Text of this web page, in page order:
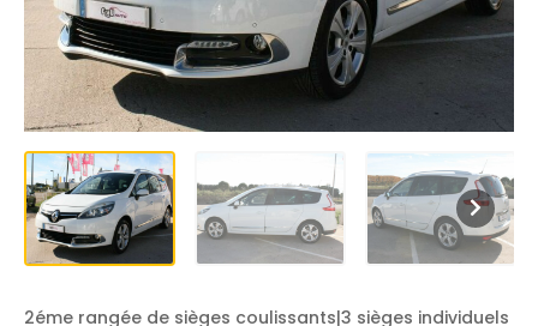
2éme rangée de sièges coulissants|3 sièges individuels